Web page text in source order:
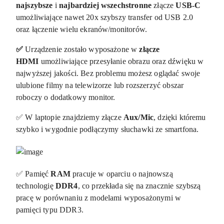
najszybsze inajbardziej wszechstronne złączeUSB-C
umożliwiające nawet 20x szybszy transfer od USB 2.0
oraz łączenie wielu ekranów/monitorów.
✅Urządzenie zostało wyposażone wzłącze
HDMI umożliwiające przesyłanie obrazu oraz dźwięku w
najwyższej jakości. Bez problemu możesz oglądać swoje
ulubione filmy na telewizorze lub rozszerzyć obszar
roboczy o dodatkowy monitor.
✅ W laptopie znajdziemy złącze Aux/Mic, dzięki któremu
szybko i wygodnie podłączymy słuchawki ze smartfona.
✅ PamięćRAMpracuje w oparciu o najnowszą
technologię DDR4, co przekłada się na znacznie szybszą
pracę w porównaniu z modelami wyposażonymi w
pamięci typu DDR3.